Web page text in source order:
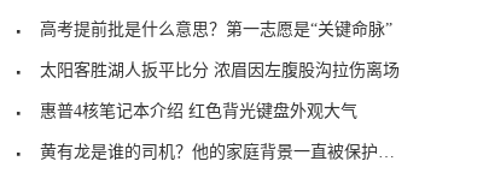
高考提前批是什么意思？第一志愿是“关键命脉”
太阳客胜湖人扳平比分 浓眉因左腹股沟拉伤离场
惠普4核笔记本介绍 红色背光键盘外观大气
黄有龙是谁的司机？他的家庭背景一直被保护的很好